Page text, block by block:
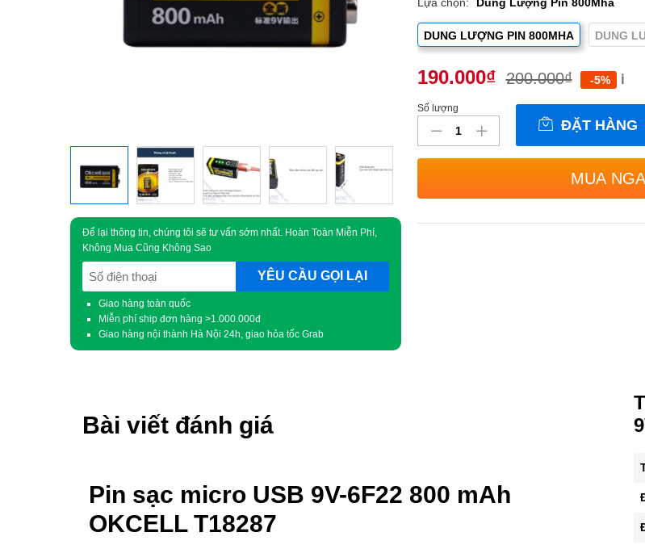
Để lại thông tin, chúng tôi sẽ tư vấn sớm nhất. Hoàn Toàn Miễn Phí,
Không Mua Cũng Không Sao
SĐT
(Required)
Giao hàng toàn quốc
Miễn phí ship đơn hàng >1.000.000đ
Giao hàng nội thành Hà Nội 24h, giao hỏa tốc Grab
DUNG LƯỢNG PIN 800MHA DUNG
190.000₫ 200.000₫ -5% ℹ️
Pin
sạc
micro
6F22
Số lượng
ĐẶT HÀNG
MUA
Bài viết đánh giá
Pin sạc micro USB 9V-6F22 800 mAh
OKCELL T18287